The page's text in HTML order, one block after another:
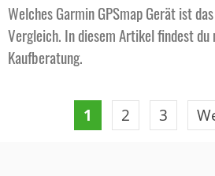
Welches Garmin GPSmap Gerät ist
Vergleich. In diesem Artikel findest du
Kaufberatung.
Seite
1 Seite
2 Seite
3